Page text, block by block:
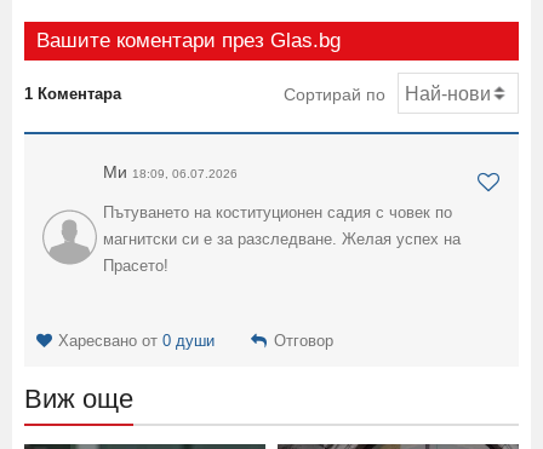
Вашите коментари през Glas.bg
1 Коментара Сортирай по
Ми 18:09, 06.07.2026
Пътуването на коституционен садия с човек по
магнитски си е за разследване. Желая успех на
Прасето!
Харесвано от 0 души Отговор
Виж още